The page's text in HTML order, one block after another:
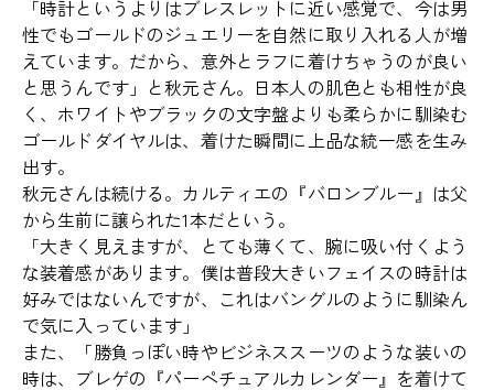
「時計というよりはブレスレットに近い感覚で、今は男
性でもゴールドのジュエリーを自然に取り入れる人が増
えています。だから、意外とラフに着けちゃうのが良い
と思うんです」と秋元さん。日本人の肌色とも相性が良
く、ホワイトやブラックの文字盤よりも柔らかに馴染む
ゴールドダイヤルは、着けた瞬間に上品な統一感を生み
出す。
秋元さんは続ける。カルティエの『バロンブルー』は父
から生前に譲られた1本だという。
「大きく見えますが、とても薄くて、腕に吸い付くよう
な装着感があります。僕は普段大きいフェイスの時計は
好みではないんですが、これはバングルのように馴染ん
で気に入っています」
また、「勝負っぽい時やビジネススーツのような装いの
時は、ブレゲの『パーペチュアルカレンダー』を着けて